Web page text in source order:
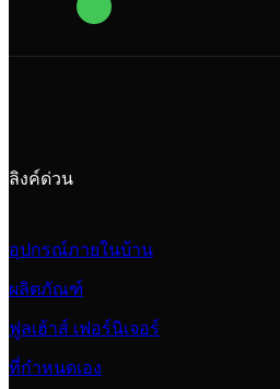
ลิงค์ด่วน
อุปกรณ์ภายในบ้าน
ผลิตภัณฑ์
ฟูลเฮ้าส์ เฟอร์นิเจอร์
ที่กำหนดเอง